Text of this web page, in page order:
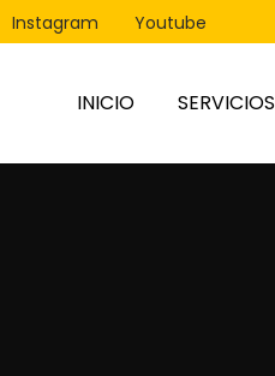
Instagram Youtube
INICIO SERVICIOS